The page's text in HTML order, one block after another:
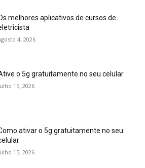
melhores aplicativos de cursos de
4, 2026
o 5g gratuitamente no seu celular
15, 2026
ativar o 5g gratuitamente no seu
15, 2026